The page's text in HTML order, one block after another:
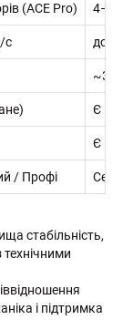
(ACE Pro) 4–8
с до
~300
Є
Є
/ Профі
стабільність,
технічними
і підтримка